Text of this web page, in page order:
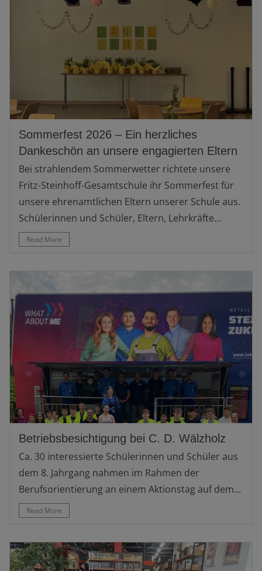
Sommerfest 2026 – Ein herzliches
Dankeschön an unsere engagierten Eltern
Bei strahlendem Sommerwetter richtete unsere
Fritz-Steinhoff-Gesamtschule ihr Sommerfest für
unsere ehrenamtlichen Eltern unserer Schule aus.
Schülerinnen und Schüler, Eltern, Lehrkräfte...
Read More
Betriebsbesichtigung bei C. D. Wälzholz
Ca. 30 interessierte Schülerinnen und Schüler aus
dem 8. Jahrgang nahmen im Rahmen der
Berufsorientierung an einem Aktionstag auf dem...
Read More